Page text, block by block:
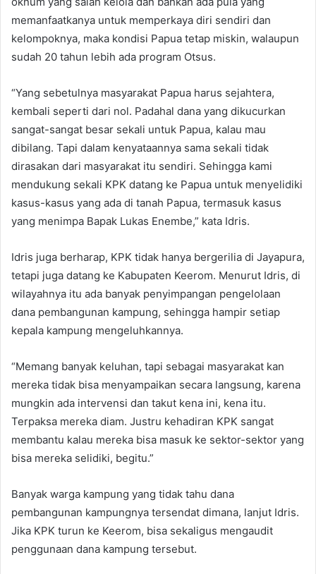
memanfaatkanya untuk memperkaya diri sendiri dan
kelompoknya, maka kondisi Papua tetap miskin, walaupun
sudah 20 tahun lebih ada program Otsus.
“Yang sebetulnya masyarakat Papua harus sejahtera,
kembali seperti dari nol. Padahal dana yang dikucurkan
sangat-sangat besar sekali untuk Papua, kalau mau
dibilang. Tapi dalam kenyataannya sama sekali tidak
dirasakan dari masyarakat itu sendiri. Sehingga kami
mendukung sekali KPK datang ke Papua untuk menyelidiki
kasus-kasus yang ada di tanah Papua, termasuk kasus
yang menimpa Bapak Lukas Enembe,” kata Idris.
Idris juga berharap, KPK tidak hanya bergerilia di Jayapura,
tetapi juga datang ke Kabupaten Keerom. Menurut Idris, di
wilayahnya itu ada banyak penyimpangan pengelolaan
dana pembangunan kampung, sehingga hampir setiap
kepala kampung mengeluhkannya.
“Memang banyak keluhan, tapi sebagai masyarakat kan
mereka tidak bisa menyampaikan secara langsung, karena
mungkin ada intervensi dan takut kena ini, kena itu.
Terpaksa mereka diam. Justru kehadiran KPK sangat
membantu kalau mereka bisa masuk ke sektor-sektor yang
bisa mereka selidiki, begitu.”
Banyak warga kampung yang tidak tahu dana
pembangunan kampungnya tersendat dimana, lanjut Idris.
Jika KPK turun ke Keerom, bisa sekaligus mengaudit
penggunaan dana kampung tersebut.